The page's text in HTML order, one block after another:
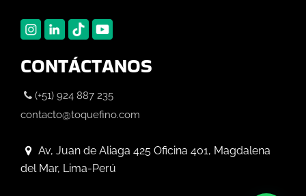
CONTÁCTANOS
(+51) 924 887 235
contacto@toquefino.com
Av, Juan de Aliaga 425 Oficina 401, Magdalena
del Mar, Lima-Perú